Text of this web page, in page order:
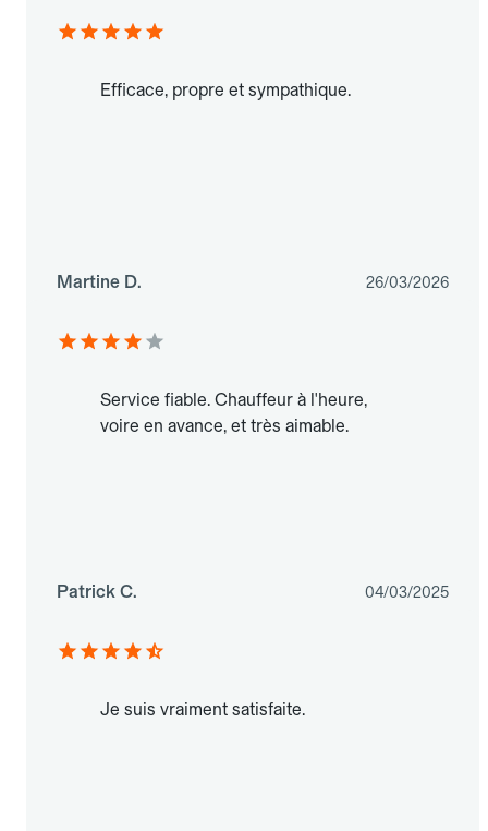
Efficace, propre et sympathique.
Martine D. 26/03/2026
Service fiable. Chauffeur à l'heure,
voire en avance, et très aimable.
Patrick C. 04/03/2025
Je suis vraiment satisfaite.